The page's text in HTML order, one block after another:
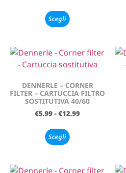
Scegli
DENNERLE – CORNER
FILTER – CARTUCCIA FILTRO
SOSTITUTIVA 40/60
€5.99 - €12.99
Scegli